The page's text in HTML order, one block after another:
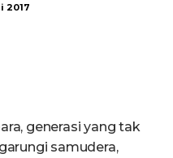
2017
generasi yang tak
samudera,